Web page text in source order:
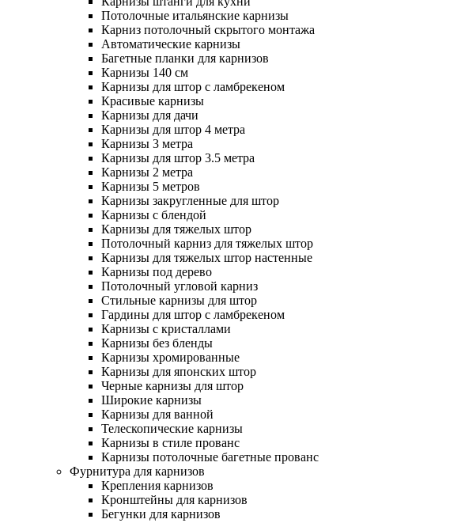
Потолочные итальянские карнизы
Карниз потолочный скрытого монтажа
Автоматические карнизы
Багетные планки для карнизов
Карнизы 140 см
Карнизы для штор с ламбрекеном
Красивые карнизы
Карнизы для дачи
Карнизы для штор 4 метра
Карнизы 3 метра
Карнизы для штор 3.5 метра
Карнизы 2 метра
Карнизы 5 метров
Карнизы закругленные для штор
Карнизы с блендой
Карнизы для тяжелых штор
Потолочный карниз для тяжелых штор
Карнизы для тяжелых штор настенные
Карнизы под дерево
Потолочный угловой карниз
Стильные карнизы для штор
Гардины для штор с ламбрекеном
Карнизы с кристаллами
Карнизы без бленды
Карнизы хромированные
Карнизы для японских штор
Черные карнизы для штор
Широкие карнизы
Карнизы для ванной
Телескопические карнизы
Карнизы в стиле прованс
Карнизы потолочные багетные прованс
Фурнитура для карнизов
Крепления карнизов
Кронштейны для карнизов
Бегунки для карнизов